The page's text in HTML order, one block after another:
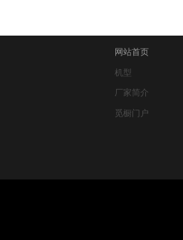
网站首页
机型
厂家简介
觅橱门户